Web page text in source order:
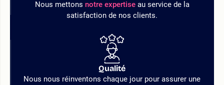
Nous mettons notre expertiseau service de la
satisfaction de nos clients.
Qualité
Nous nous réinventons chaque jour pour assurer une